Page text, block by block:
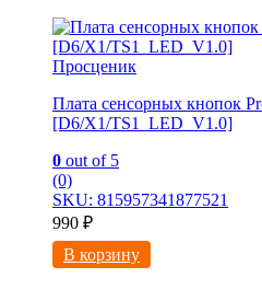
Просценик
Плата сенсорных кнопок
[D6/X1/TS1_LED_V1.0]
0 out of 5
(0)
SKU: 815957341877521
990 ₽
В корзину